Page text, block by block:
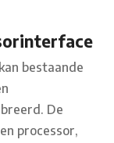
bestaande
De
processor,